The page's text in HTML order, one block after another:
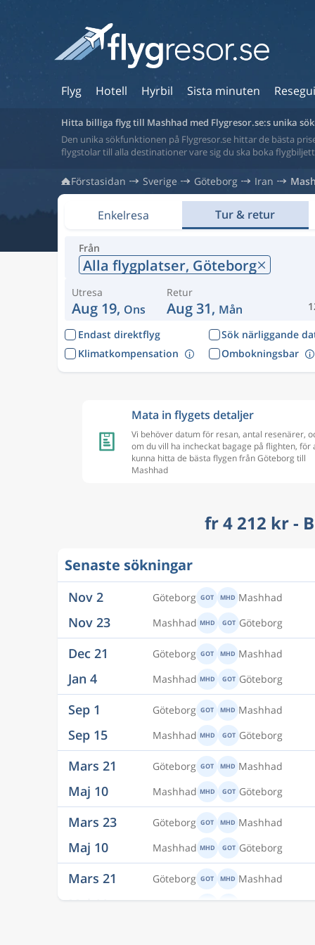
Flyg Hotell Hyrbil Sista minuten
Hitta billiga flyg till Mashhad med Flygresor.se:s unika
Den unika sökfunktionen på Flygresor.se hittar de bästa
flygstolar till alla destinationer vare sig du ska boka
Förstasidan Sverige Göteborg Iran
Enkelresa Tur & retur
Från
Alla flygplatser, Göteborg
Utresa
Aug 19, Ons
Retur
Aug 31, Mån
Endast direktflyg Sök närliggande
Klimatkompensation
Ombokningsbar
Mata in flygets detaljer
Vi behöver datum för resan, antal resenärer,
om du vill ha incheckat bagage på flighten, för
kunna hitta de bästa flygen från Göteborg till
Mashhad
fr 4 212 kr -
Senaste sökningar
Dec 21 Göteborg GOT MHD Mashhad
Jan 4 Mashhad MHD GOT Göteborg
Sep 1 Göteborg GOT MHD Mashhad
Sep 15 Mashhad MHD GOT Göteborg
Mars 21 Göteborg GOT MHD Mashhad
Maj 10 Mashhad MHD GOT Göteborg
Mars 23 Göteborg GOT MHD Mashhad
Maj 10 Mashhad MHD GOT Göteborg
Mars 21 Göteborg GOT MHD Mashhad
Maj 11 Mashhad MHD GOT Göteborg
Mars 23 Göteborg GOT MHD Mashhad
Maj 11 Mashhad Göteborg